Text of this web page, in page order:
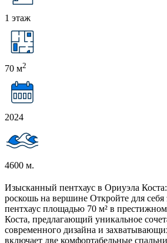
1 этаж
70 м2
2024
4600 м.
Изысканный пентхаус в Ориуэла
роскошь на вершине Откройте для
пентхаус площадью 70 м² в
Коста, предлагающий уникальное
современного дизайна и
включает две комфортабельные